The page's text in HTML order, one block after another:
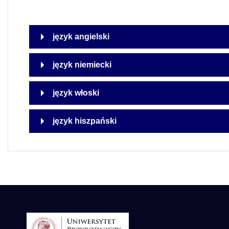
język angielski
język niemiecki
język włoski
język hiszpański